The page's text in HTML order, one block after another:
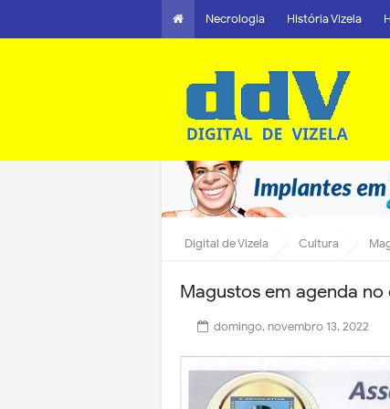
Necrologia História Vizela
Digital de Vizela Cultura
Magustos em agenda
domingo, novembro 13, 2022